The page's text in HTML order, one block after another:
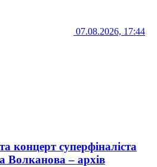
07.08.2026, 17:44
концерт суперфіналіста
Волканова – архів